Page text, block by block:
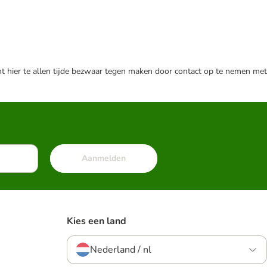
te allen tijde bezwaar tegen maken door contact op te nemen met
Aanmelden
Kies een land
Nederland / nl